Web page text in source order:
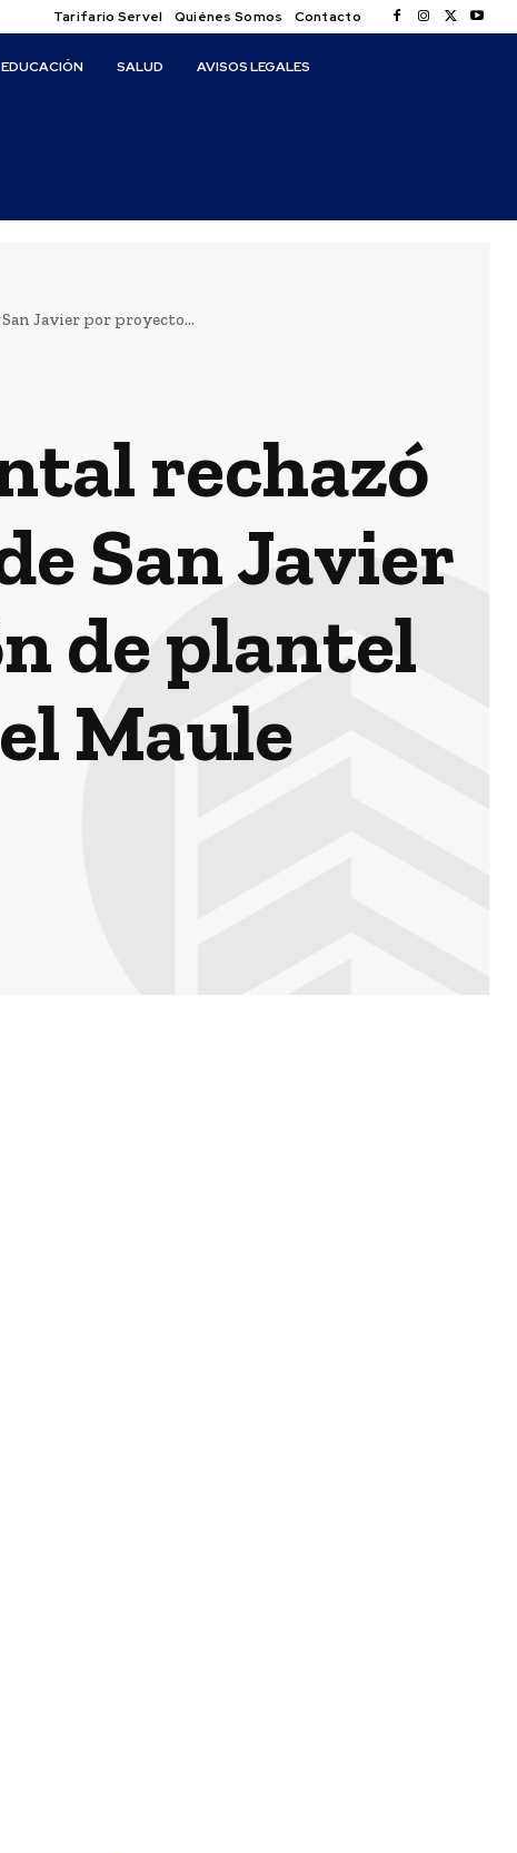
Tarifario Servel Quiénes Somos Contacto
EDUCACIÓN SALUD AVISOS LEGALES
Javier por proyecto...
rechazó
San Javier
de plantel
Maule